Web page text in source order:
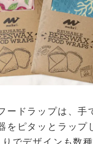
ードラップは、手
をピタッとラップ